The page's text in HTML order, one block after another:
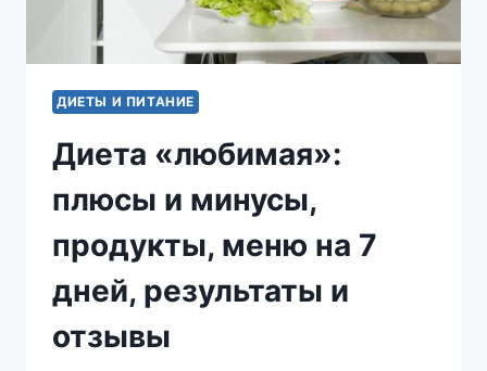
ДИЕТЫ И ПИТАНИЕ
Диета «любимая»:
плюсы и минусы,
продукты, меню на 7
дней, результаты и
отзывы